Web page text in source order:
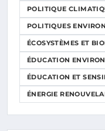
POLITIQUE
POLITIQUES
ÉCOSYSTÈMES ET
ÉDUCATION
ÉDUCATION ET
ÉNERGIE